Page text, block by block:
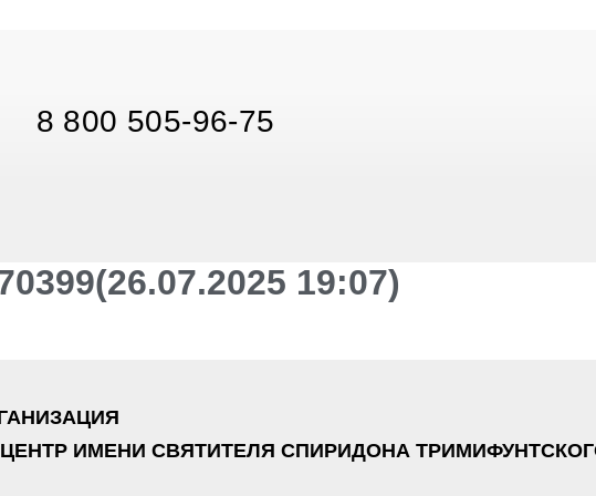
8 800 505-96-75
19:07)
ИМЕНИ СВЯТИТЕЛЯ СПИРИДОНА